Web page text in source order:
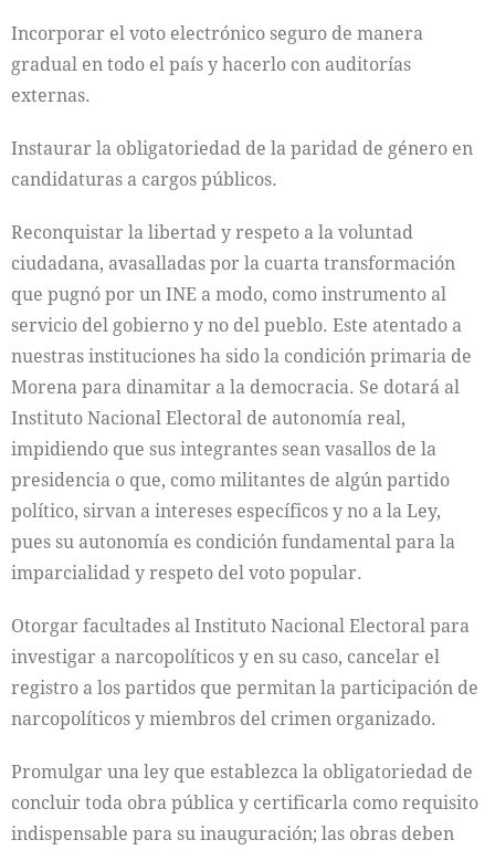
Incorporar el voto electrónico seguro de manera
gradual en todo el país y hacerlo con auditorías
externas.
Instaurar la obligatoriedad de la paridad de género en
candidaturas a cargos públicos.
Reconquistar la libertad y respeto a la voluntad
ciudadana, avasalladas por la cuarta transformación
que pugnó por un INE a modo, como instrumento al
servicio del gobierno y no del pueblo. Este atentado a
nuestras instituciones ha sido la condición primaria de
Morena para dinamitar a la democracia. Se dotará al
Instituto Nacional Electoral de autonomía real,
impidiendo que sus integrantes sean vasallos de la
presidencia o que, como militantes de algún partido
político, sirvan a intereses específicos y no a la Ley,
pues su autonomía es condición fundamental para la
imparcialidad y respeto del voto popular.
Otorgar facultades al Instituto Nacional Electoral para
investigar a narcopolíticos y en su caso, cancelar el
registro a los partidos que permitan la participación de
narcopolíticos y miembros del crimen organizado.
Promulgar una ley que establezca la obligatoriedad de
concluir toda obra pública y certificarla como requisito
indispensable para su inauguración; las obras deben